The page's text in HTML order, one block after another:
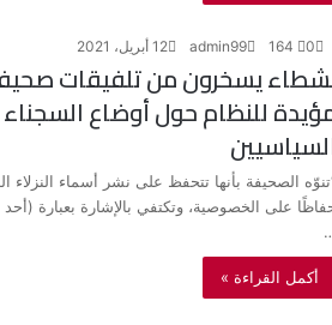
admin99 12 أبريل، 2021 0
يسخرون من تلفيقات
للنظام حول أوضاع السجناء
الصحيفة بأنها تتحفظ على نشر أسماء النزلاء
على الخصوصية، وتكتفي بالإشارة بعبارة (أحد
أكمل القراءة »